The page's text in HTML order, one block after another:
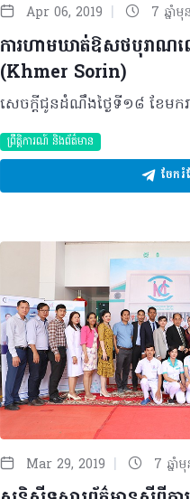
Apr 06, 2019 | 7 ឆ្នាំមុន
ការហាមឃាត់ឱសថបុរាណឈ្
(Khmer Sorin)
ព្រឹត្តិការណ៍ និងព័ត៌មាន
ចែក
Mar 29, 2019 | 7 ឆ្នាំ